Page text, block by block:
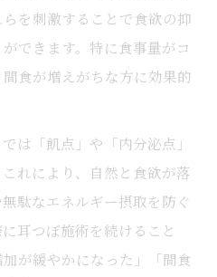
やすい健康習慣づくり
区内代町で選ばれる理由
が地域女性に人気の秘密
相談事例とその効果実感
改善の実践的なポイント
を両立する日常ケア
を刺激することで食欲の抑
できます。特に食事量がコ
食が増えがちな方に効果的
は「飢点」や「内分泌点」
れにより、自然と食欲が落
駄なエネルギー摂取を防ぐ
耳つぼ施術を続けること
が緩やかになった」「間食